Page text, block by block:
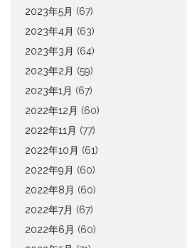
2023年5月 (67)
2023年4月 (63)
2023年3月 (64)
2023年2月 (59)
2023年1月 (67)
2022年12月 (60)
2022年11月 (77)
2022年10月 (61)
2022年9月 (60)
2022年8月 (60)
2022年7月 (67)
2022年6月 (60)